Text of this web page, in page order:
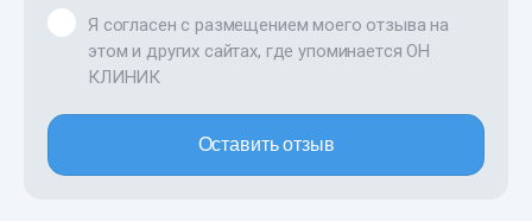
Я согласен с размещением моего отзыва на
этом и других сайтах, где упоминается ОН
КЛИНИК
Оставить отзыв